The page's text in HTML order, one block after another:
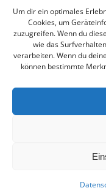
Um dir ein optimales
Cookies, um
zuzugreifen. Wenn du
wie das
verarbeiten. Wenn du
können bestimmte
E-mail: